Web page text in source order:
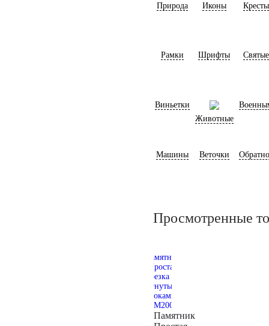
Природа Иконы Кресты
Рамки Шрифты Святые
Виньетки
Животные
Машины Веточки
Просмотренные
Памятник